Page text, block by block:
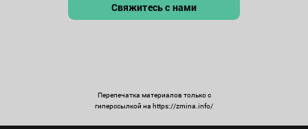
Свяжитесь с нами
Перепечатка материалов только с
гиперссылкой на https://zmina.info/